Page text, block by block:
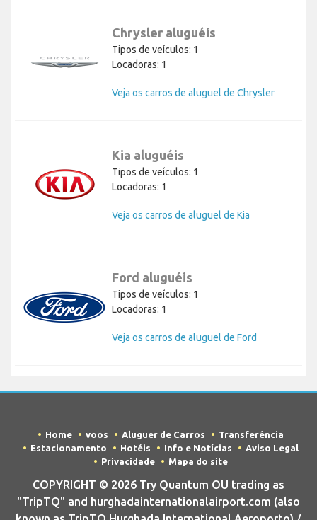
Chrysler aluguéis
Tipos de veículos: 1
Locadoras: 1
Veja os carros de aluguel de Chrysler
Kia aluguéis
Tipos de veículos: 1
Locadoras: 1
Veja os carros de aluguel de Kia
Ford aluguéis
Tipos de veículos: 1
Locadoras: 1
Veja os carros de aluguel de Ford
Home voos Aluguer de Carros
Transferência
Estacionamento
Hotéis Info e Notícias
Aviso Legal
Privacidade
Mapa do site
COPYRIGHT © 2026 Try Quantum OU trading as
"TripTQ" and hurghadainternationalairport.com (also